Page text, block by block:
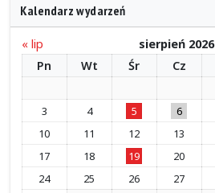
Kalendarz wydarzeń
« lip sierpień 2026
Pn
Wt Śr Cz
3
4 5 6
10
11 12 13
17
18 19 20
24
25 26 27